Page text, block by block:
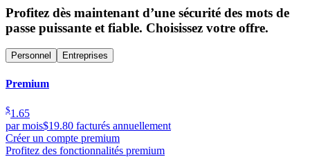
Profitez dès maintenant d’une sécurité des mots de
passe puissante et fiable. Choisissez votre offre.
Personnel Entreprises
Premium
$1.65
par mois$19.80 facturés annuellement
Créer un compte premium
Profitez des fonctionnalités premium